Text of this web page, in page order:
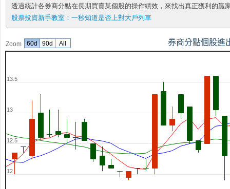
透過統計各券商分點在長期買賣某個股的操作績效，來找出真正獲利的
股票投資新手教室： 一秒知道是否上對大戶列車
Zoom 券商分點個股進
12
12.5
13
13.5
60d 90d All